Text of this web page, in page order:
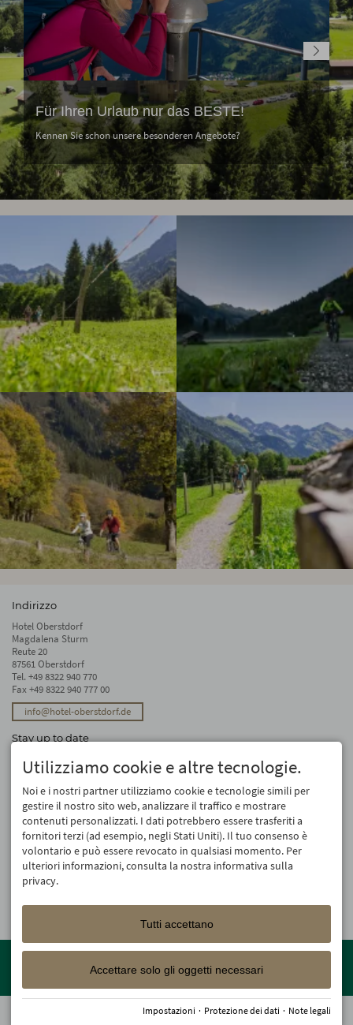
Für Ihren Urlaub nur das BESTE!
Kennen Sie schon unsere besonderen Angebote?
Indirizzo
Hotel Oberstdorf
Magdalena Sturm
Reute 20
87561 Oberstdorf
Tel. +49 8322 940 770
Fax +49 8322 940 777 00
info@hotel-oberstdorf.de
Stay up to date
We will not forward your email address. And we don’t like spam, either. We
promise! You can unsubscribe at any time.
Registro
Member of the Oberstdorf Resort family – the most beautiful
holiday accommodations in Oberstdorf with guaranteed skiing and
Utilizziamo cookie e altre tecnologie.
Noi e i nostri partner utilizziamo cookie e tecnologie simili per
gestire il nostro sito web, analizzare il traffico e mostrare
contenuti personalizzati. I dati potrebbero essere trasferiti a
fornitori terzi (ad esempio, negli Stati Uniti). Il tuo consenso è
volontario e può essere revocato in qualsiasi momento. Per
ulteriori informazioni, consulta la nostra informativa sulla
privacy.
Tutti accettano
Accettare solo gli oggetti necessari
Impostazioni · Protezione dei dati · Note legali